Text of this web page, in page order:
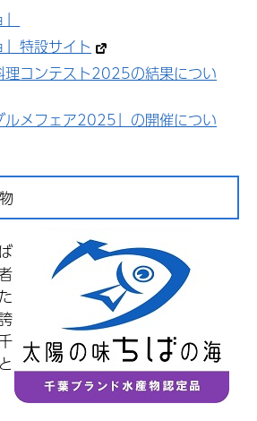
」特設サイト
理コンテスト2025の結果につい
ルメフェア2025」の開催につい